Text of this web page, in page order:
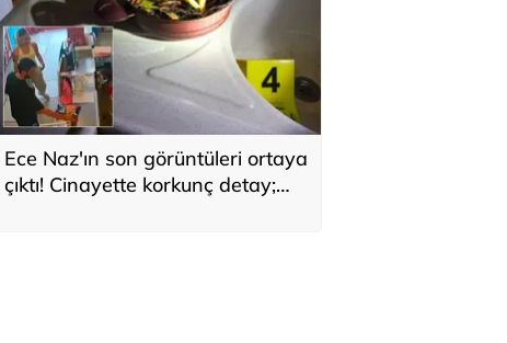
Ece Naz'ın son görüntüleri ortaya
çıktı! Cinayette korkunç detay;